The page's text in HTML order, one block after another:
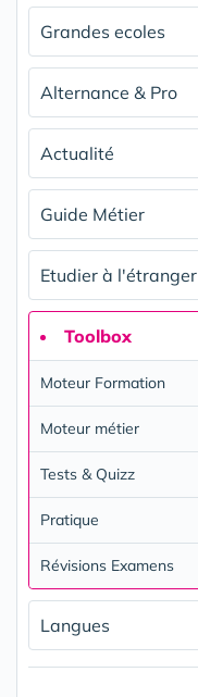
Grandes ecoles
Alternance & Pro
Actualité
Guide Métier
Etudier à l'étranger
Toolbox
Moteur Formation
Moteur métier
Tests & Quizz
Pratique
Révisions Examens
Langues